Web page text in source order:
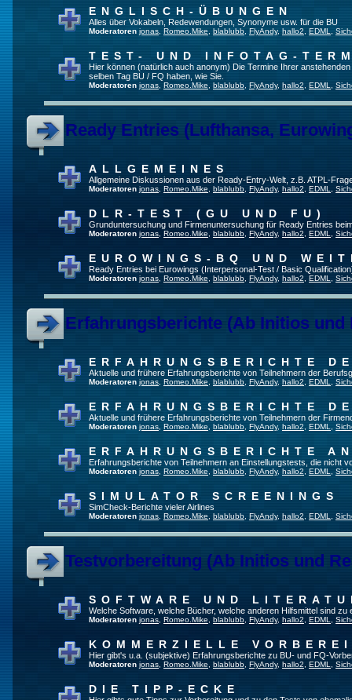
ENGLISCH-ÜBUNGEN
Alles über Vokabeln, Redewendungen, Synonyme usw. für die BU
Moderatoren jonas Romeo.Mike blablubb FlyAndy, hallo2 EDML
TEST- UND INFOTAG-
Hier können (natürlich auch anonym) Die Termine Ihrer
selben Tag BU / FQ haben, wie Sie.
Moderatoren jonas Romeo.Mike blablubb FlyAndy, hallo2 EDML
Ready Entries (Lufthansa,
ALLGEMEINES
Allgemeine Diskussionen aus der Ready-Entry-Welt, z.B. ATPL-
Moderatoren jonas Romeo.Mike blablubb FlyAndy, hallo2 EDML
DLR-TEST (GU UND FU)
Grunduntersuchung und Firmenuntersuchung für Ready Entries
Moderatoren jonas Romeo.Mike blablubb FlyAndy, hallo2 EDML
EUROWINGS-BQ UND
Ready Entries bei Eurowings (Interpersonal-Test / Basic
Moderatoren jonas Romeo.Mike blablubb FlyAndy, hallo2 EDML
Erfahrungsberichte (Ab Initios und
ERFAHRUNGSBERICHTE
Aktuelle und frühere Erfahrungsberichte von Teilnehmern der
Moderatoren jonas Romeo.Mike blablubb FlyAndy, hallo2 EDML
ERFAHRUNGSBERICHTE
Aktuelle und frühere Erfahrungsberichte von Teilnehmern der
Moderatoren jonas Romeo.Mike blablubb FlyAndy, hallo2 EDML
ERFAHRUNGSBERICHTE
Erfahrungsberichte von Teilnehmern an Einstellungstests, die nicht
Moderatoren jonas Romeo.Mike blablubb FlyAndy, hallo2 EDML
SIMULATOR SCREENINGS
SimCheck-Berichte vieler Airlines
Moderatoren jonas Romeo.Mike blablubb FlyAndy, hallo2 EDML
Testvorbereitung (Ab Initios und
SOFTWARE UND
Welche Software, welche Bücher, welche anderen Hilfsmittel sind zu
Moderatoren jonas Romeo.Mike blablubb FlyAndy, hallo2 EDML
KOMMERZIELLE
Hier gibt's u.a. (subjektive) Erfahrungsberichte zu BU- und FQ-
Moderatoren jonas Romeo.Mike blablubb FlyAndy, hallo2 EDML
DIE TIPP-ECKE